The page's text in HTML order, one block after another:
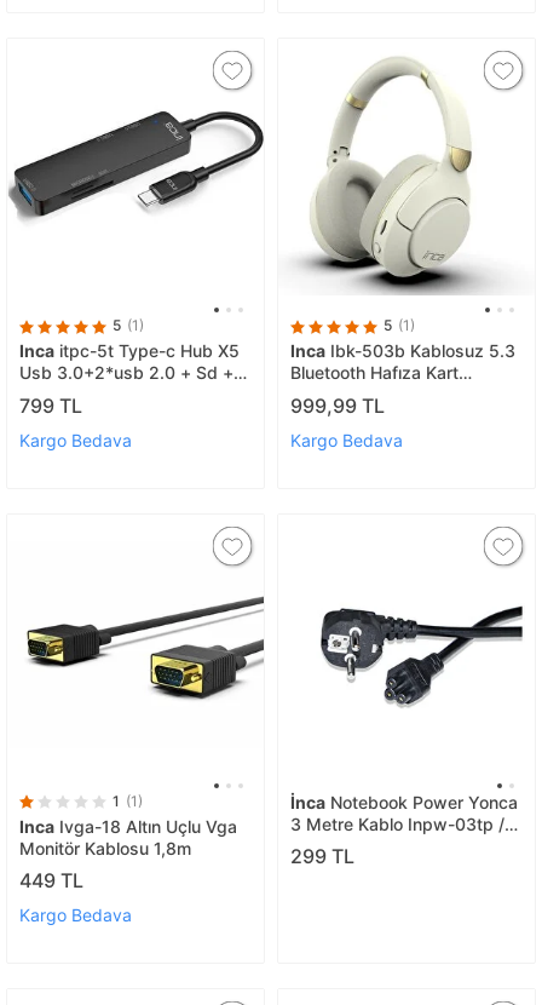
5 (1)
Inca itpc-5t Type-c Hub X5
Usb 3.0+2*usb 2.0 + Sd +
Micro Sd Kart
799 TL
Kargo Bedava
5 (1)
Inca Ibk-503b Kablosuz 5.3
Bluetooth Hafıza Kart
Destekli Kulak Üstü Kulaklık
Bej
999,99 TL
Kargo Bedava
1 (1)
Inca Ivga-18 Altın Uçlu Vga
Monitör Kablosu 1,8m
449 TL
Kargo Bedava
İnca Notebook Power Yonca
3 Metre Kablo Inpw-03tp /
8697980467392
299 TL